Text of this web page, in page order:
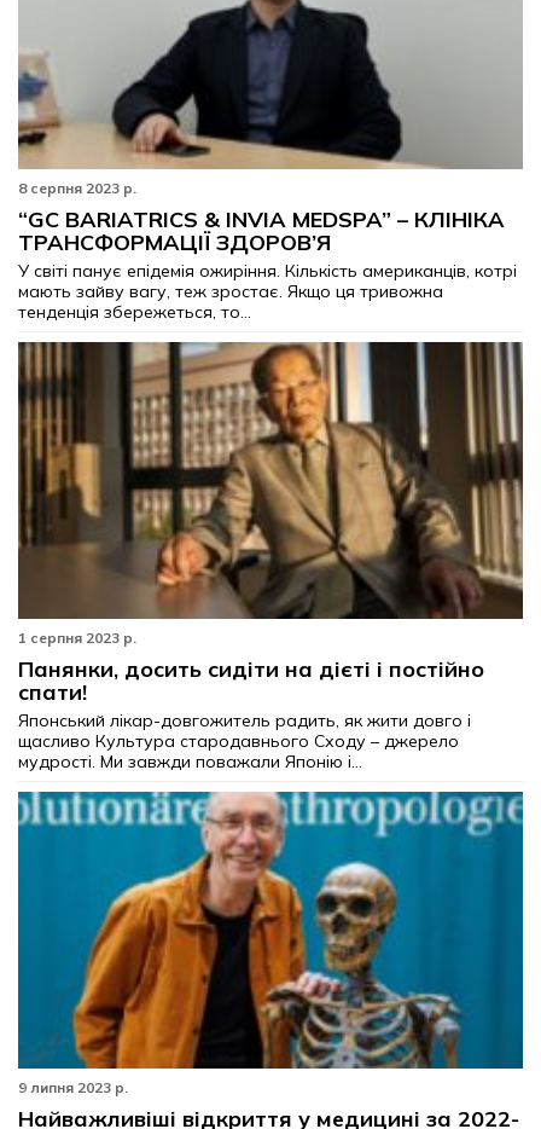
8 серпня 2023 р.
“GC BARIATRICS & INVIA MEDSPA” – КЛІНІКА
ТРАНСФОРМАЦІЇ ЗДОРОВ’Я
У світі панує епідемія ожиріння. Кількість американців, котрі
мають зайву вагу, теж зростає. Якщо ця тривожна
тенденція збережеться, то...
1 серпня 2023 р.
Панянки, досить сидіти на дієті і постійно
спати!
Японський лікар-довгожитель радить, як жити довго і
щасливо Культура стародавнього Сходу – джерело
мудрості. Ми завжди поважали Японію і...
9 липня 2023 р.
Найважливіші відкриття у медицині за 2022-